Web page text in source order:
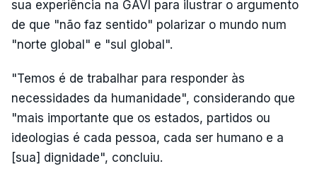
sua experiência na GAVI para ilustrar o argumento
de que "não faz sentido" polarizar o mundo num
"norte global" e "sul global".
"Temos é de trabalhar para responder às
necessidades da humanidade", considerando que
"mais importante que os estados, partidos ou
ideologias é cada pessoa, cada ser humano e a
[sua] dignidade", concluiu.